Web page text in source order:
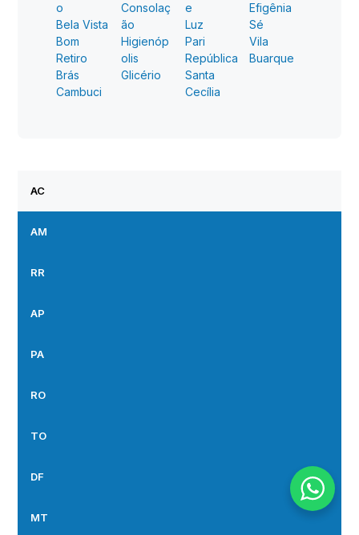
o
Bela Vista
Bom
Retiro
Brás
Cambuci
Consolaç
ão
Higienóp
olis
Glicério
e
Luz
Pari
República
Santa
Cecília
Efigênia
Sé
Vila
Buarque
AC
AM
RR
AP
PA
RO
TO
DF
MT